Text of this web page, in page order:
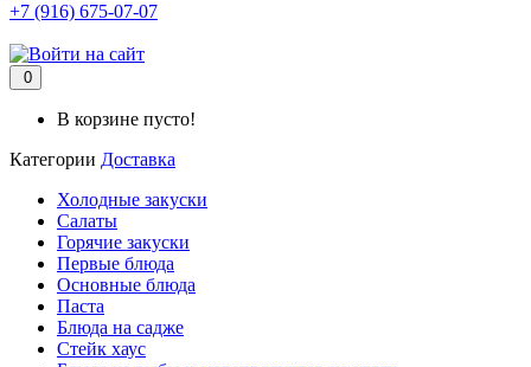
+7 (916) 675-07-07
0
В корзине пусто!
Категории Доставка
Холодные закуски
Салаты
Горячие закуски
Первые блюда
Основные блюда
Паста
Блюда на садже
Стейк хаус